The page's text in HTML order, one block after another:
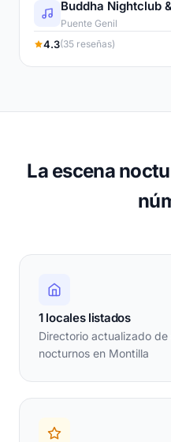
Buddha Nightclub
Puente Genil
4.3(35 reseñas)
La escena
1 locales listados
Directorio actualizado
nocturnos en Montilla